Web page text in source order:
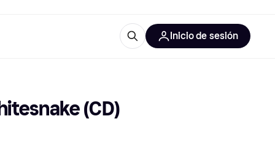
Inicio de sesión
(CD)